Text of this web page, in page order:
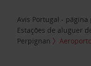
Avis Portugal -
Estações de aluguer
Perpignan